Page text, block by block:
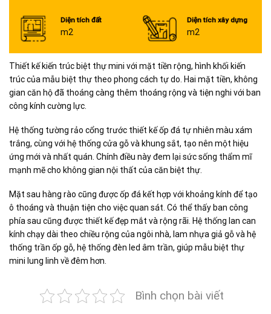
Diện tích đất
m2
Diện tích xây dựng
m2
Thiết kế kiến trúc biệt thự mini với mặt tiền rộng, hình khối kiến
trúc của mẫu biệt thự theo phong cách tự do. Hai mặt tiền, không
gian căn hộ đã thoáng càng thêm thoáng rộng và tiện nghi với ban
công kính cường lực.
Hệ thống tường rảo cổng trước thiết kế ốp đá tự nhiên màu xám
trắng, cùng với hệ thống cửa gỗ và khung sắt, tạo nên một hiệu
ứng mới và nhất quán. Chính điều này đem lại sức sống thẩm mĩ
mạnh mẽ cho không gian nội thất của căn biệt thự.
Mặt sau hàng rào cũng được ốp đá kết hợp với khoảng kính để tạo
ô thoáng và thuận tiện cho việc quan sát. Có thể thấy ban công
phía sau cũng được thiết kế đẹp mắt và rộng rãi. Hệ thống lan can
kính chạy dài theo chiều rộng của ngôi nhà, lam nhựa giả gỗ và hệ
thống trần ốp gỗ, hệ thống đèn led âm trần, giúp mẫu biệt thự
mini lung linh về đêm hơn.
Bình chọn bài viết